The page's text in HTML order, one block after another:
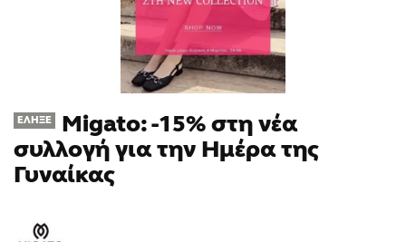
ΈΛΗΞΕ
Migato: -15% στη νέα
συλλογή για την Ημέρα της
Γυναίκας